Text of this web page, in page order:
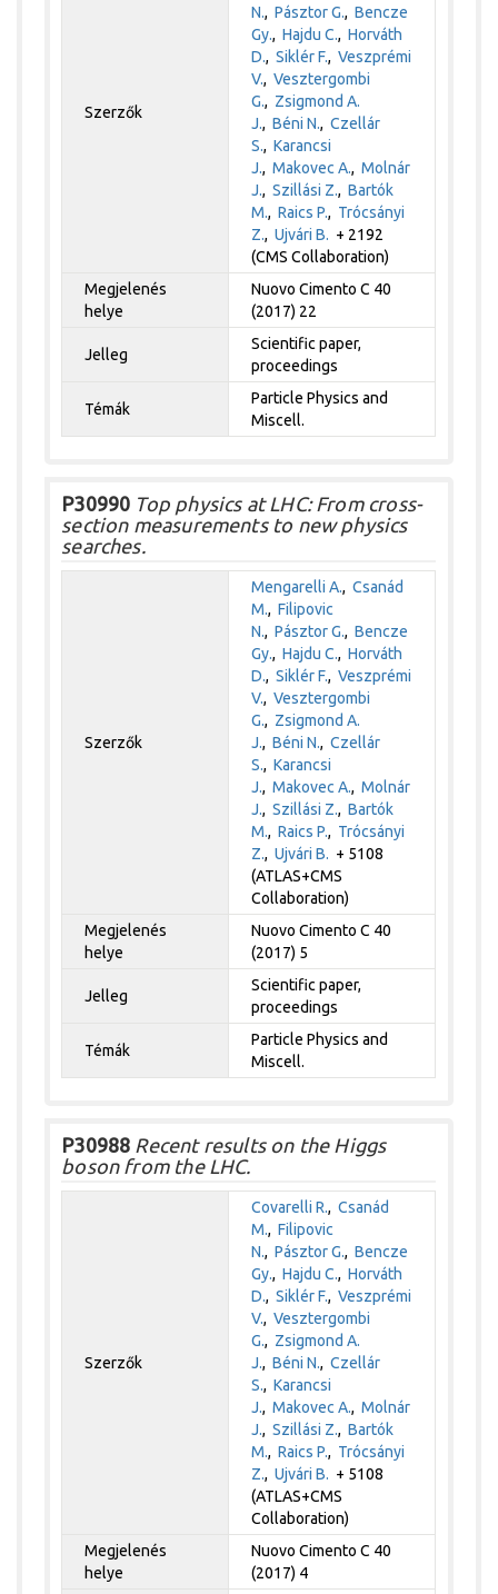
Szerzők
N.,Pásztor G.,Bencze
Gy.,Hajdu C.,Horváth
D.,Siklér F.,Veszprémi
V.,Vesztergombi
G., Zsigmond A.
J.,Béni N.,Czellár
S.,Karancsi
J.,Makovec A.,Molnár
J.,Szillási Z.,Bartók
M.,Raics P., Trócsányi
Z.,Ujvári B. + 2192
(CMS Collaboration)
Megjelenés
helye
Nuovo Cimento C 40
(2017) 22
Jelleg
Scientific paper,
proceedings
Témák
Particle Physics and
Miscell.
P30990 Top physics at LHC: From cross-
section measurements to new physics
searches.
Szerzők
Mengarelli A.,Csanád
M.,Filipovic
N.,Pásztor G.,Bencze
Gy.,Hajdu C.,Horváth
D.,Siklér F.,Veszprémi
V.,Vesztergombi
G., Zsigmond A.
J.,Béni N.,Czellár
S.,Karancsi
J.,Makovec A.,Molnár
J.,Szillási Z.,Bartók
M.,Raics P., Trócsányi
Z.,Ujvári B. + 5108
(ATLAS+CMS
Collaboration)
Megjelenés
helye
Nuovo Cimento C 40
(2017) 5
Jelleg
Scientific paper,
proceedings
Témák
Particle Physics and
Miscell.
P30988 Recent results on the Higgs
boson from the LHC.
Szerzők
Covarelli R.,Csanád
M.,Filipovic
N.,Pásztor G.,Bencze
Gy.,Hajdu C.,Horváth
D.,Siklér F.,Veszprémi
V.,Vesztergombi
G., Zsigmond A.
J.,Béni N.,Czellár
S.,Karancsi
J.,Makovec A.,Molnár
J.,Szillási Z.,Bartók
M.,Raics P., Trócsányi
Z.,Ujvári B. + 5108
(ATLAS+CMS
Collaboration)
Megjelenés
helye
Nuovo Cimento C 40
(2017) 4